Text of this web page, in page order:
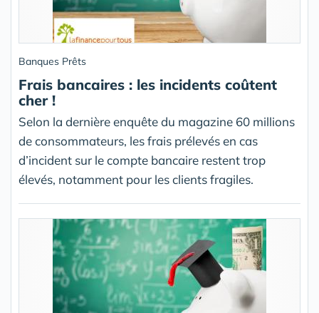
Banques Prêts
Frais bancaires : les incidents coûtent
cher !
Selon la dernière enquête du magazine 60 millions
de consommateurs, les frais prélevés en cas
d’incident sur le compte bancaire restent trop
élevés, notamment pour les clients fragiles.